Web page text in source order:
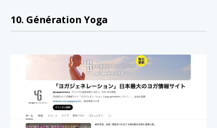
10. Génération Yoga